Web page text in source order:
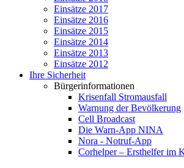
Einsätze 2017
Einsätze 2016
Einsätze 2015
Einsätze 2014
Einsätze 2013
Einsätze 2012
Ihre Sicherheit
Bürgerinformationen
Krisenfall Stromausfall
Warnung der Bevölkerung
Cell Broadcast
Die Warn-App NINA
Nora - Notruf-App
Corhelper – Ersthelfer im